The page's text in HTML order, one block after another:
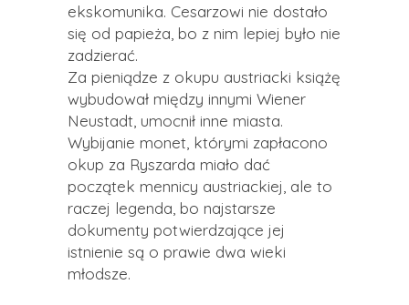
ekskomunika. Cesarzowi nie dostało
się od papieża, bo z nim lepiej było nie
zadzierać.
Za pieniądze z okupu austriacki książę
wybudował między innymi Wiener
Neustadt, umocnił inne miasta.
Wybijanie monet, którymi zapłacono
okup za Ryszarda miało dać
początek mennicy austriackiej, ale to
raczej legenda, bo najstarsze
dokumenty potwierdzające jej
istnienie są o prawie dwa wieki
młodsze.